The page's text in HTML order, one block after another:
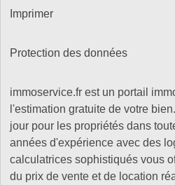
Imprimer
Protection des données
immoservice.fr est un portail
l'estimation gratuite de votre
jour pour les propriétés dans
années d'expérience avec des
calculatrices sophistiqués vous
du prix de vente et de location